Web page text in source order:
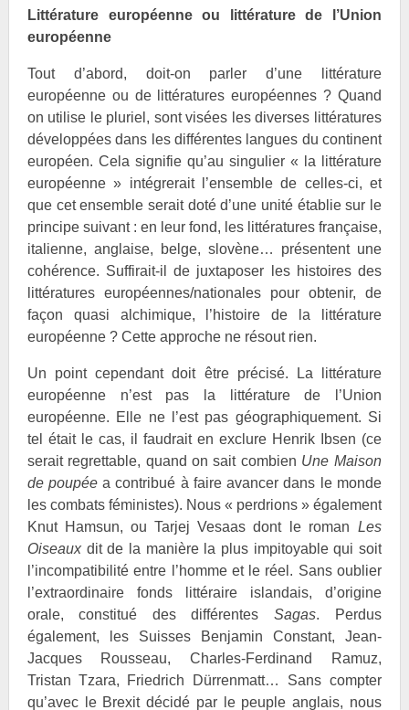
Littérature européenne ou littérature de l’Union
européenne
Tout d’abord, doit-on parler d’une littérature
européenne ou de littératures européennes ? Quand
on utilise le pluriel, sont visées les diverses littératures
développées dans les différentes langues du continent
européen. Cela signifie qu’au singulier « la littérature
européenne » intégrerait l’ensemble de celles-ci, et
que cet ensemble serait doté d’une unité établie sur le
principe suivant : en leur fond, les littératures française,
italienne, anglaise, belge, slovène… présentent une
cohérence. Suffirait-il de juxtaposer les histoires des
littératures européennes/nationales pour obtenir, de
façon quasi alchimique, l’histoire de la littérature
européenne ? Cette approche ne résout rien.
Un point cependant doit être précisé. La littérature
européenne n’est pas la littérature de l’Union
européenne. Elle ne l’est pas géographiquement. Si
tel était le cas, il faudrait en exclure Henrik
Ibsen (ce
serait regrettable, quand on sait combien Une Maison
de poupéea contribué à faire avancer dans le monde
les combats féministes). Nous « perdrions » également
Knut Hamsun, ou Tarjej Vesaas dont le roman Les
Oiseauxdit de la manière la plus impitoyable qui soit
l’incompatibilité entre l’homme et le réel. Sans oublier
l’extraordinaire fonds littéraire islandais, d’origine
orale, constitué des différentes Sagas. Perdus
également, les Suisses Benjamin Constant, Jean-
Jacques
Rousseau, Charles-Ferdinand
Ramuz,
Tristan Tzara, Friedrich
Dürrenmatt… Sans compter
qu’avec le Brexit décidé par le peuple anglais, nous